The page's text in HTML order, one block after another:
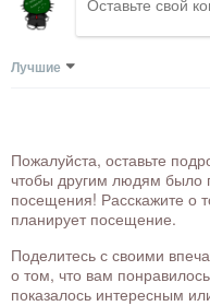
Лучшие
Пожалуйста, оставьте
чтобы другим людям было
посещения! Расскажите о
планирует посещение.
Поделитесь с своими
о том, что вам
показалось интересным